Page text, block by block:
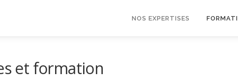
NOS EXPERTISES
et formation